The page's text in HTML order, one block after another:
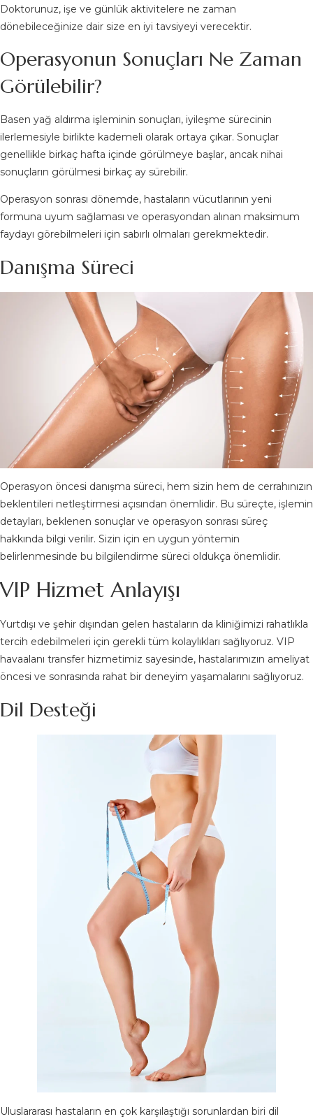
Doktorunuz, işe ve günlük aktivitelere ne zaman
dönebileceğinize dair size en iyi tavsiyeyi verecektir.
Operasyonun Sonuçları Ne Zaman
Görülebilir?
Basen yağ aldırma işleminin sonuçları, iyileşme sürecinin
ilerlemesiyle birlikte kademeli olarak ortaya çıkar. Sonuçlar
genellikle birkaç hafta içinde görülmeye başlar, ancak nihai
sonuçların görülmesi birkaç ay sürebilir.
Operasyon sonrası dönemde, hastaların vücutlarının yeni
formuna uyum sağlaması ve operasyondan alınan maksimum
faydayı görebilmeleri için sabırlı olmaları gerekmektedir.
Danışma Süreci
Operasyon öncesi danışma süreci, hem sizin hem de cerrahınızın
beklentileri netleştirmesi açısından önemlidir. Bu süreçte, işlemin
detayları, beklenen sonuçlar ve operasyon sonrası süreç
hakkında bilgi verilir. Sizin için en uygun yöntemin
belirlenmesinde bu bilgilendirme süreci oldukça önemlidir.
VIP Hizmet Anlayışı
Yurtdışı ve şehir dışından gelen hastaların da kliniğimizi rahatlıkla
tercih edebilmeleri için gerekli tüm kolaylıkları sağlıyoruz. VIP
havaalanı transfer hizmetimiz sayesinde, hastalarımızın ameliyat
öncesi ve sonrasında rahat bir deneyim yaşamalarını sağlıyoruz.
Dil Desteği
Uluslararası hastaların en çok karşılaştığı sorunlardan biri dil